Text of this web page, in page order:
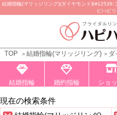
結婚指輪(マリッジリング)(ダイヤモンド
ピハピ
TOP 結婚指輪(マリッジリング) ダ
結婚指輪 婚約指輪 ショ
現在の検索条件